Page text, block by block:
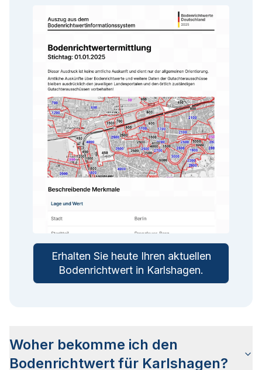
Erhalten Sie heute Ihren aktuellen
Bodenrichtwert in Karlshagen.
Woher bekomme ich den
Bodenrichtwert für Karlshagen?